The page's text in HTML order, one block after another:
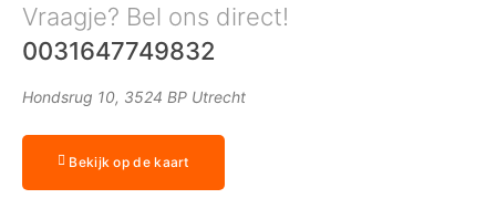
Vraagje? Bel ons direct!
0031647749832
Hondsrug 10, 3524 BP Utrecht
Bekijk op de kaart